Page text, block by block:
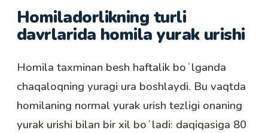
Homiladorlikning turli
davrlarida homila yurak urishi
Homila taxminan besh haftalik boʻlganda
chaqaloqning yuragi ura boshlaydi. Bu vaqtda
homilaning normal yurak urish tezligi onaning
yurak urishi bilan bir xil boʻladi: daqiqasiga 80